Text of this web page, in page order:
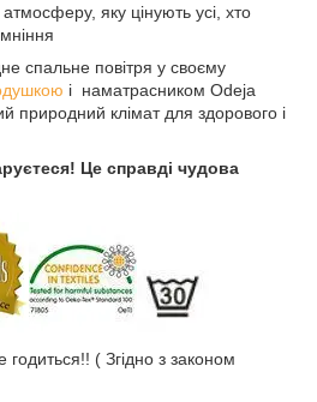
атмосферу, яку цінують усі, хто
спальне повітря у своєму
і наматрасником Odeja
природний клімат для здорового і
Це справді чудова
годиться!! ( Згідно з законом